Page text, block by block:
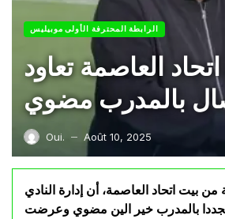
الرابطة المحترفة الأولى موبيليس
اتحاد العاصمة تعاود
بالمدرب مضوي
Oui. — Août 10, 2025
بيت اتحاد العاصمة، أن إدارة النادي
بالمدرب خير الين مضوي وعرضت